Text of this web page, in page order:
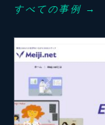
すべての事例 →
BUSINESS
売
📈 利益を増やし
❤️ ファンを増